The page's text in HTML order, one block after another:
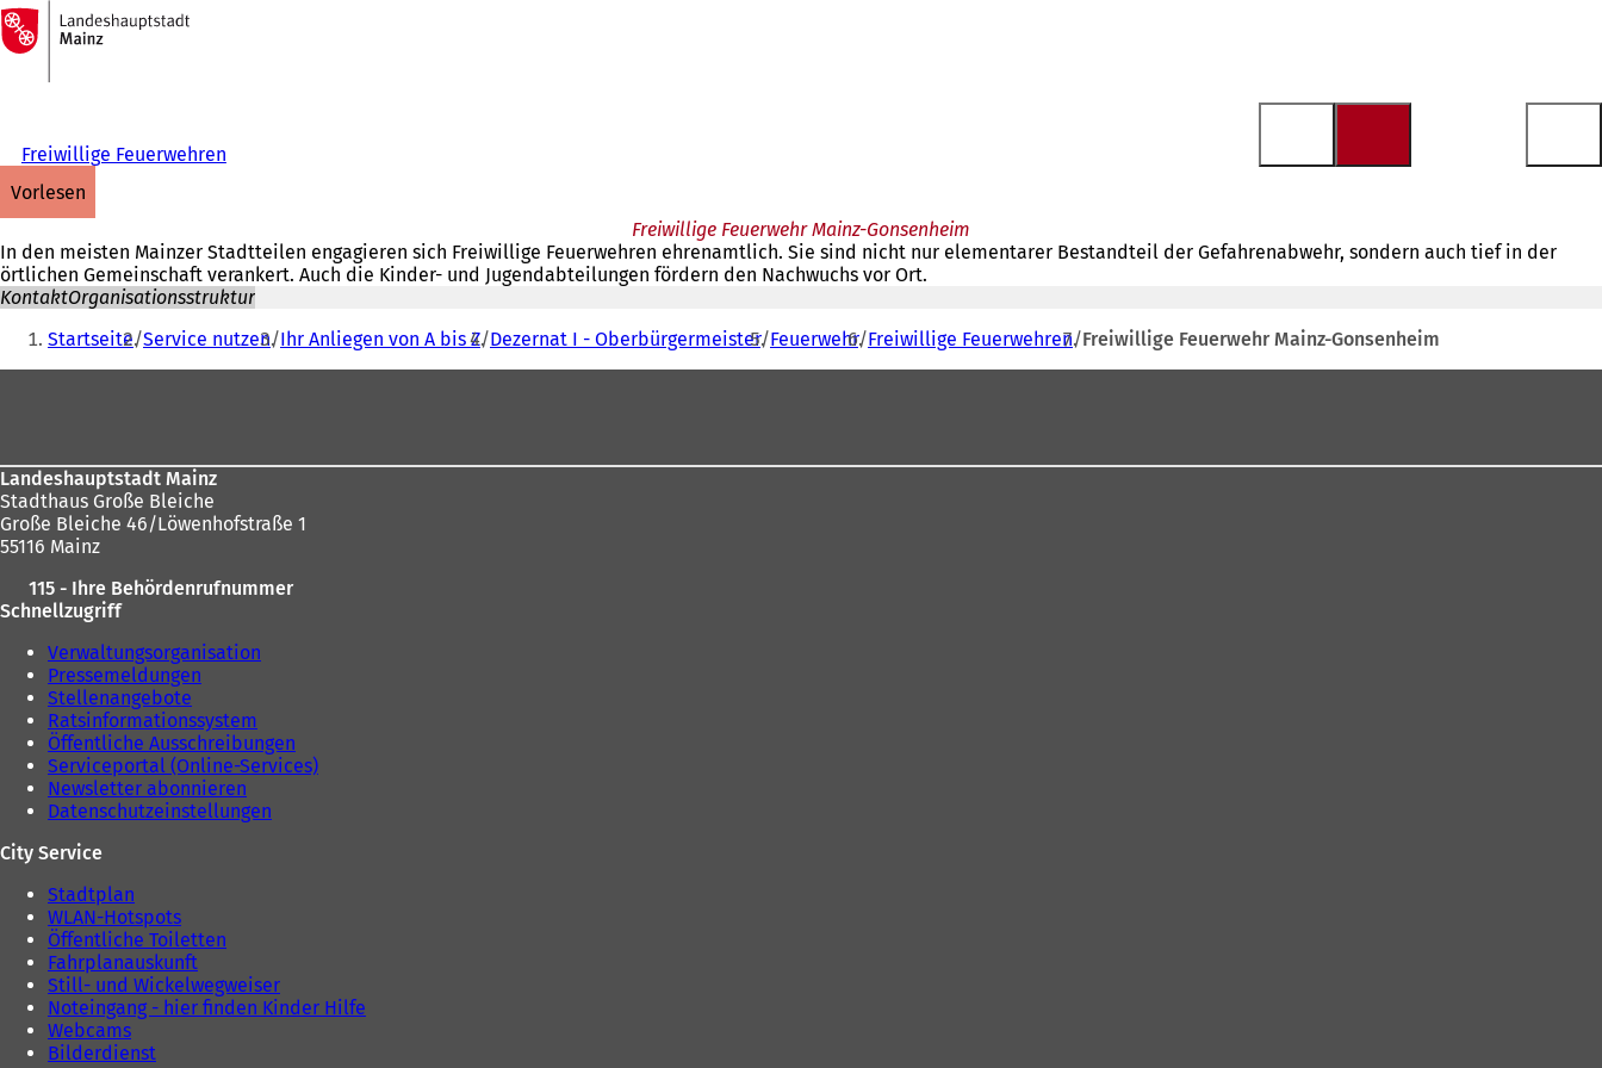
Inhalt anspringen
Zur
Startseite
Freiwillige Feuerwehren
vorlesen
Freiwillige Feuerwehr Mainz-Gonsenheim
In den meisten Mainzer Stadtteilen engagieren sich Freiwillige Feuerwehren ehrenamtlich. Sie sind nicht nur elementarer Bestandteil der Gefahrenabwehr, sondern auch tief in der
örtlichen Gemeinschaft verankert. Auch die Kinder- und Jugendabteilungen fördern den Nachwuchs vor Ort.
KontaktOrganisationsstruktur
Sie
befinden
Startseite Service nutzen Ihr Anliegen von A bis Z Dezernat I - Oberbürgermeister Feuerwehr Freiwillige Feuerwehren Freiwillige Feuerwehr Mainz-Gonsenheim
Landeshauptstadt Mainz
Stadthaus Große Bleiche
Große Bleiche 46/Löwenhofstraße 1
55116 Mainz
115 - Ihre Behördenrufnummer
Schnellzugriff
Verwaltungsorganisation
Pressemeldungen
Stellenangebote
Ratsinformationssystem
Öffentliche Ausschreibungen
Serviceportal (Online-Services)
Newsletter abonnieren
Datenschutzeinstellungen
City Service
Stadtplan
WLAN-Hotspots
Öffentliche Toiletten
Fahrplanauskunft
Still- und Wickelwegweiser
Noteingang - hier finden Kinder Hilfe
Webcams
Bilderdienst